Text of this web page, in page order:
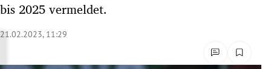
Untermenü
Untermenü
bis 2025 vermeldet.
21.02.2023, 11:29